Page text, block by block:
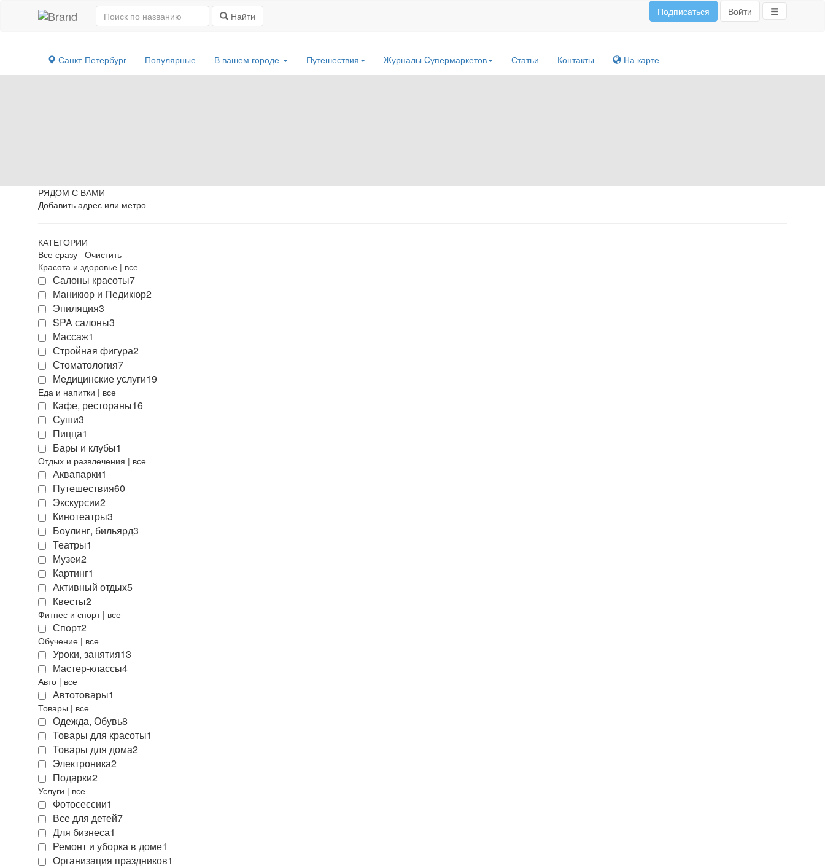
Найти Подписаться Войти
Санкт-Петербург Популярные В вашем городе Путешествия Журналы Cупермаркетов Статьи Контакты На карте
РЯДОМ С ВАМИ
Добавить адрес или метро
КАТЕГОРИИ
Все сразу Очистить
Красота и здоровье | все
Салоны красоты7
Маникюр и Педикюр2
Эпиляция3
SPA салоны3
Массаж1
Стройная фигура2
Стоматология7
Медицинские услуги19
Еда и напитки | все
Кафе, рестораны16
Суши3
Пицца1
Бары и клубы1
Отдых и развлечения | все
Аквапарки1
Путешествия60
Экскурсии2
Кинотеатры3
Боулинг, бильярд3
Театры1
Музеи2
Картинг1
Активный отдых5
Квесты2
Фитнес и спорт | все
Спорт2
Обучение | все
Уроки, занятия13
Мастер-классы4
Авто | все
Автотовары1
Товары | все
Одежда, Обувь8
Товары для красоты1
Товары для дома2
Электроника2
Подарки2
Услуги | все
Фотосессии1
Все для детей7
Для бизнеса1
Ремонт и уборка в доме1
Организация праздников1